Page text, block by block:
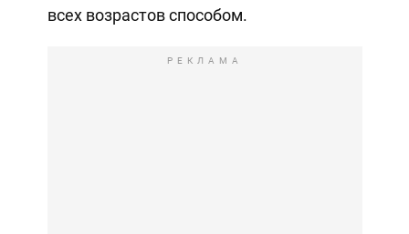
всех возрастов способом.
РЕКЛАМА